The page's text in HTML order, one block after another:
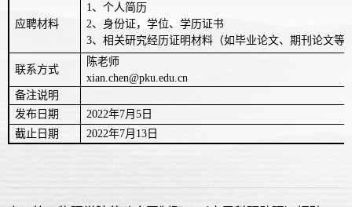
应聘材料
1 、个人简历
2、身份证，学位、学历证书
3、相关研究经历证明材料（如毕业论文、期刊论文等
联系方式
陈老师
xian.chen@pku.edu.cn
备注说明
发布日期
2022年7月 5 日
截止日期
2022年7月 13 日